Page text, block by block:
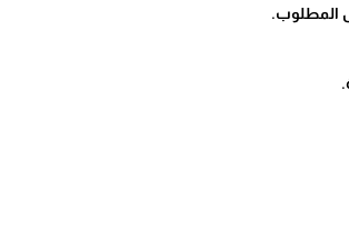
المطلوب.